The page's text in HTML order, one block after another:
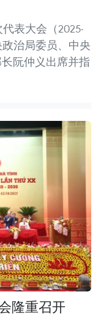
表大会（2025-
治局委员、中央
阮仲义出席并指
隆重召开